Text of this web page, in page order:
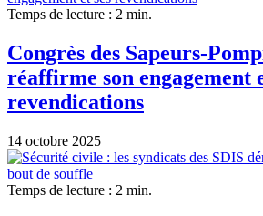
Temps de lecture : 2 min.
Congrès des Sapeurs-
réaffirme son engagement
revendications
14 octobre 2025
Temps de lecture : 2 min.